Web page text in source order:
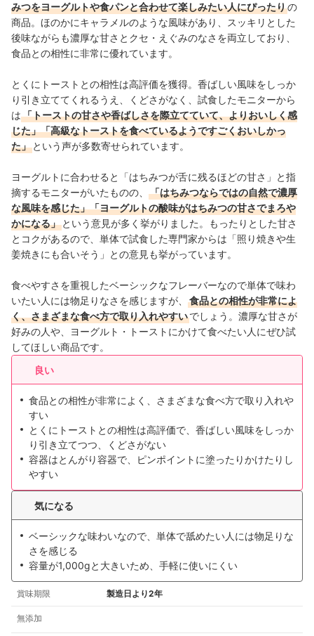
みつをヨーグルトや食パンと合わせて楽しみたい人にぴったりの
商品。ほのかにキャラメルのような風味があり、スッキリとした
後味ながらも濃厚な甘さ とクセ・えぐみのなさを両立しており、
食品との相性に非常に優れています。
とくにトーストとの相性は高評価を獲得。香ばしい風味をしっか
り引き立ててくれるうえ、くどさがなく、試食したモニターから
は「トーストの甘さや香ばしさを際立てていて、よりおいしく感
じた」「高級なトーストを食べているようですごくおいしかっ
た」 という声が多数寄せられています。
ヨーグルトに合わせると「はちみつが舌に残るほどの甘さ」と指
摘するモニターがいたものの、
「はちみつならではの自然で濃厚
な風味を感じた」「ヨーグルトの酸味がはちみつの甘さでまろや
かになる」 という意見が多く挙がりました。もったりとした甘さ
とコクがあるので、単体で試食した専門家からは「照り焼きや生
姜焼きにも合いそう」との意見も挙がっています。
食べやすさを重視したベーシックなフレーバーなので単体で味わ
いたい人には物足りなさを感じますが、
食品との相性が非常によ
く、さまざまな食べ方で取り入れやすいでしょう。濃厚な甘さが
好みの人や、ヨーグルト・トーストにかけて食べたい人にぜひ試
してほしい商品です。
良い
食品との相性が非常によく、さまざまな食べ方で取り入れや
すい
とくにトーストとの相性は高評価で、香ばしい風味をしっか
り引き立てつつ、くどさがない
容器はとんがり容器で、ピンポイントに塗ったりかけたりし
やすい
気になる
ベーシックな味わいなので、単体で舐めたい人には物足りな
さを感じる
容量が1,000gと大きいため、手軽に使いにくい
賞味期限 製造日より2年
無添加